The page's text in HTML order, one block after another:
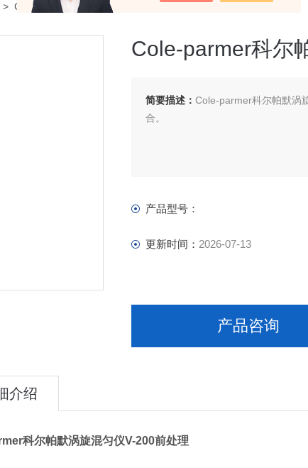
Cole-parmer科尔帕默涡旋混匀仪V-200前处理
Cole-parmer科尔
简要描述： Cole-parmer科尔帕默涡
合。
产品型号：
更新时间： 2026-07-13
产品咨询
介绍
科尔帕默涡旋混匀仪V-200前处理